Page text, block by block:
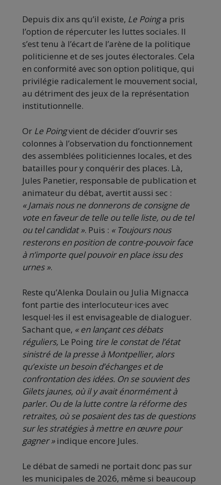
Depuis dix ans qu’il existe, Le Poinga pris
l’option de répercuter les luttes sociales. Il
s’est tenu à l’écart de l’arène de la politique
politicienne et de ses joutes électorales. Cela
en conformité avec son option politique, qui
privilégie radicalement le mouvement social,
au détriment des jeux de la représentation
institutionnelle.
Or Le Poingvient de décider d’ouvrir ses
colonnes à l’observation du fonctionnement
des assemblées politiciennes locales, et des
batailles pour y conquérir des places. Là,
Jules Panetier, responsable de publication et
animateur du débat, avertit aussi sec :
« Jamais nous ne donnerons de consigne de
vote en faveur de telle ou telle liste, ou de tel
ou tel candidat ». Puis : « Toujours nous
resterons en position de contre-pouvoir face
à n’importe quel pouvoir en place issu des
urnes ».
Reste qu’Alenka Doulain ou Julia Mignacca
font partie des interlocuteur·ices avec
lesquel·les il est envisageable de dialoguer.
Sachant que, « en lançant ces débats
réguliers, Le Poing tire le constat de l’état
sinistré de la presse à Montpellier, alors
qu’existe un besoin d’échanges et de
confrontation des idées. On se souvient des
Gilets jaunes, où il y avait énormément à
parler. Ou de la lutte contre la réforme des
retraites, où se posaient des tas de questions
sur les stratégies à mettre en œuvre pour
gagner »indique encore Jules.
Le débat de samedi ne portait donc pas sur
les municipales de 2026, même si beaucoup